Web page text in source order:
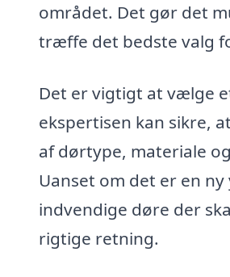
området. Det gør det
træffe det bedste valg
Det er vigtigt at vælge
ekspertisen kan sikre,
af dørtype, materiale
Uanset om det er en
indvendige døre der
rigtige retning.